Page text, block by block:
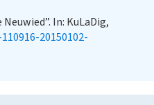
In: KuLaDig,
20150102-